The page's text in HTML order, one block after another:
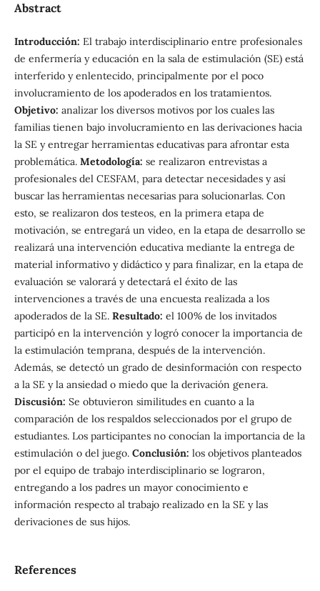
Abstract
Introducción: El trabajo interdisciplinario entre profesionales
de enfermería y educación en la sala de estimulación (SE) está
interferido y enlentecido, principalmente por el poco
involucramiento de los apoderados en los tratamientos.
Objetivo: analizar los diversos motivos por los cuales las
familias tienen bajo involucramiento en las derivaciones hacia
la SE y entregar herramientas educativas para afrontar esta
problemática. Metodología: se realizaron entrevistas a
profesionales del CESFAM, para detectar necesidades y así
buscar las herramientas necesarias para solucionarlas. Con
esto, se realizaron dos testeos, en la primera etapa de
motivación, se entregará un video, en la etapa de desarrollo se
realizará una intervención educativa mediante la entrega de
material informativo y didáctico y para finalizar, en la etapa de
evaluación se valorará y detectará el éxito de las
intervenciones a través de una encuesta realizada a los
apoderados de la SE. Resultado: el 100% de los invitados
participó en la intervención y logró conocer la importancia de
la estimulación temprana, después de la intervención.
Además, se detectó un grado de desinformación con respecto
a la SE y la ansiedad o miedo que la derivación genera.
Discusión: Se obtuvieron similitudes en cuanto a la
comparación de los respaldos seleccionados por el grupo de
estudiantes. Los participantes no conocían la importancia de la
estimulación o del juego. Conclusión: los objetivos planteados
por el equipo de trabajo interdisciplinario se lograron,
entregando a los padres un mayor conocimiento e
información respecto al trabajo realizado en la SE y las
derivaciones de sus hijos.
References